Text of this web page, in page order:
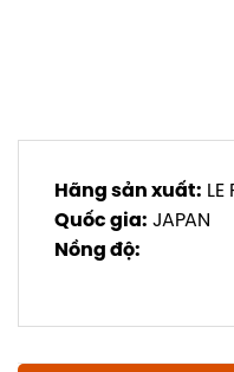
Hãng sản xuất: LE
Quốc gia: JAPAN
Nồng độ: